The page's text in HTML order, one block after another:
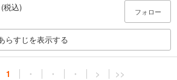
税込)
フォロー
らすじを表示する
1 ・ ・ ・ > >>